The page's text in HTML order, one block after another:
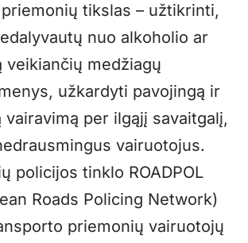
tikslas – užtikrinti,
nuo alkoholio ar
veikiančių medžiagų
užkardyti pavojingą ir
vairavimą per ilgąjį savaitgalį,
vairuotojus.
policijos tinklo ROADPOL
Roads Policing Network)
priemonių vairuotojų